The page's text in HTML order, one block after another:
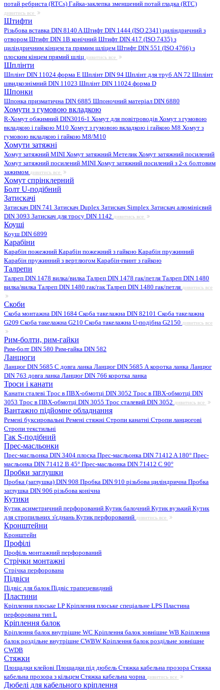
потай ребриста (RTCs) Гайка-заклепка зменшений потай гладка (RTC)
дивитись все
Штифти
Різьбова вставка DIN 8140 AШтифт DIN 1444 (ISO 2341) циліндричний з
отвором Штифт DIN 1B конічний Штифт DIN 417 (ISO 7435) з
циліндричним кінцем та прямим шліцем Штифт DIN 551 (ISO 4766) з
плоским кінцем прямий шліц дивитись все
Шплінти
Шплінт DIN 11024 форма E Шплінт DIN 94 Шплінт для труб AN 72 Шплінт
швидкознімний DIN 11023 Шплінт DIN 11024 форма D
Шпонки
Шпонка призматична DIN 6885 Шпоночний матеріал DIN 6880
Хомути з гумовою вкладкою
R-Хомут обжимний DIN3016-1 Хомут для повітроводів Хомут з гумовою
вкладкою і гайкою M10 Хомут з гумовою вкладкою і гайкою M8 Хомут з
гумовою вкладкою і гайкою М8/M10
Хомути затяжні
Хомут затяжний MINI Хомут затяжний МетеликХомут затяжний посилений
Хомут затяжний посилений MINI Хомут затяжний посилений з 2-х болтовим
зажимом дивитись все
Хомут спрінклерний
Болт U-подібний
Затискачі
Затискач DIN 741 Затискач Duplex Затискач Simplex Затискач алюмінієвий
DIN 3093 Затискач для тросу DIN 1142 дивитись все
Коуші
Коуш DIN 6899
Карабіни
Карабін пожежний Карабін пожежний з гайкою Карабін пружинний
Карабін пружинний з вертлюгом Карабін-гвинт з гайкою
Талрепи
Талреп DIN 1478 вилка/вилка Талреп DIN 1478 гак/петля Талреп DIN 1480
вилка/вилка Талреп DIN 1480 гак/гакТалреп DIN 1480 гак/петля дивитись все
Скоби
Скоба монтажна DIN 1684 Скоба такелажна DIN 82101 Скоба такелажна
G209 Скоба такелажна G210 Скоба такелажна U-подібна G2150 дивитись все
Рим-болти, рим-гайки
Рим-болт DIN 580 Рим-гайка DIN 582
Ланцюги
Ланцюг DIN 5685 C довга ланка Ланцюг DIN 5685 А коротка ланка Ланцюг
DIN 763 довга ланка Ланцюг DIN 766 коротка ланка
Троси і канати
Канати сталеві Трос в ПВХ-обмотці DIN 3052 Трос в ПВХ-обмотці DIN
3053 Трос в ПВХ-обмотці DIN 3055 Трос сталевий DIN 3052 дивитись все
Вантажно підйомне обладнання
Ремені буксировальні Ремені стяжні Стропи канатні Стропи ланцюгові
Стропи текстильні
Гак S-подібний
Прес-масльонки
Прес-масльонка DIN 3404 плоска Прес-масльонка DIN 71412 A 180° Прес-
масльонка DIN 71412 B 45° Прес-масльонка DIN 71412 C 90°
Пробки заглушки
Пробка (заглушка) DIN 908 Пробка DIN 910 різьбова циліндрична Пробка
заглушка DIN 906 різьбова конічна
Кутики
Кутик асиметричний перфорований Кутик балочний Кутик вузький Кутик
для стропильних з'єднань Кутик перфорований дивитись все
Кронштейни
Кронштейн
Профілі
Профіль монтажний перфорований
Стрічки монтажні
Стрічка перфорована
Підвіси
Підвіс для балокПідвіс трапецевидний
Пластини
Кріплення плоське LP Кріплення плоське спеціальне LPS Пластина
перфорована тип L
Кріплення балок
Кріплення балок внутрішне WC Кріплення балок зовнішне WB Кріплення
балок роздільне внутрішне CWBW Кріплення балок роздільне зовнішне
CWDB
Стяжки
Площадки клейові Площадки під дюбель Стяжка кабельна прозора Стяжка
кабельна прозора з кільцем Стяжка кабельна чорна дивитись все
Дюбелі для кабельного кріплення